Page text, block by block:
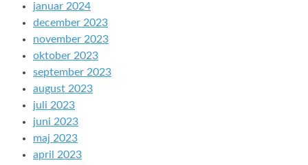
januar 2024
december 2023
november 2023
oktober 2023
september 2023
august 2023
juli 2023
juni 2023
maj 2023
april 2023